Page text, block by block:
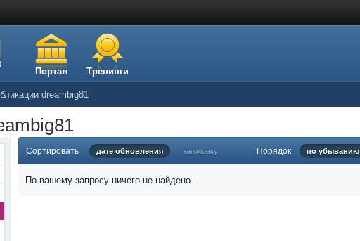
Портал Тренинги
dreambig81
Сортировать дате обновления заголовку Порядок по убыванию
По вашему запросу ничего не найдено.